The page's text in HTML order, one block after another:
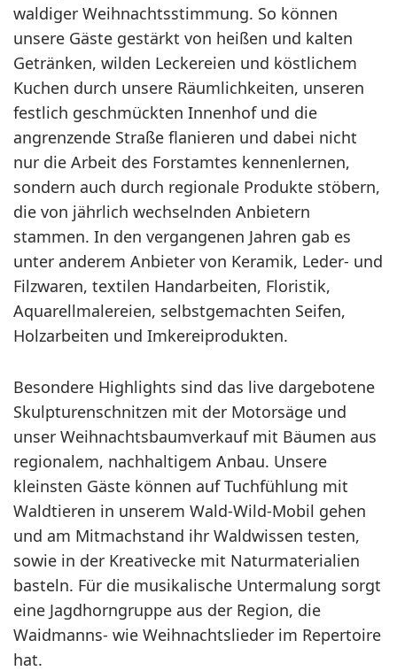
waldiger Weihnachtsstimmung. So können
unsere Gäste gestärkt von heißen und kalten
Getränken, wilden Leckereien und köstlichem
Kuchen durch unsere Räumlichkeiten, unseren
festlich geschmückten Innenhof und die
angrenzende Straße flanieren und dabei nicht
nur die Arbeit des Forstamtes kennenlernen,
sondern auch durch regionale Produkte stöbern,
die von jährlich wechselnden Anbietern
stammen. In den vergangenen Jahren gab es
unter anderem Anbieter von Keramik, Leder- und
Filzwaren, textilen Handarbeiten, Floristik,
Aquarellmalereien, selbstgemachten Seifen,
Holzarbeiten und Imkereiprodukten.
Besondere Highlights sind das live dargebotene
Skulpturenschnitzen mit der Motorsäge und
unser Weihnachtsbaumverkauf mit Bäumen aus
regionalem, nachhaltigem Anbau. Unsere
kleinsten Gäste können auf Tuchfühlung mit
Waldtieren in unserem Wald-Wild-Mobil gehen
und am Mitmachstand ihr Waldwissen testen,
sowie in der Kreativecke mit Naturmaterialien
basteln. Für die musikalische Untermalung sorgt
eine Jagdhorngruppe aus der Region, die
Waidmanns- wie Weihnachtslieder im Repertoire
hat.